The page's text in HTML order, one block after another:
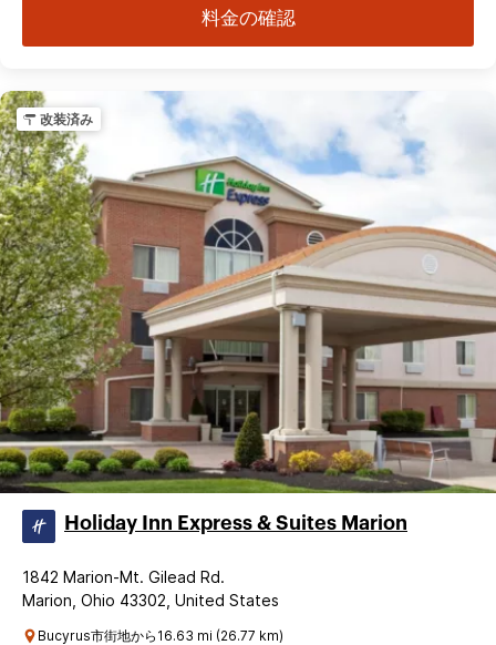
料金の確認
改装済み
Holiday Inn Express & Suites Marion
1842 Marion-Mt. Gilead Rd.
Marion, Ohio 43302, United States
Bucyrus市街地から16.63 mi (26.77 km)